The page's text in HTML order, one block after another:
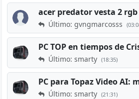
Último: gvngmarcosss
Último: smarty (18:35)
Último: smarty (21:31)